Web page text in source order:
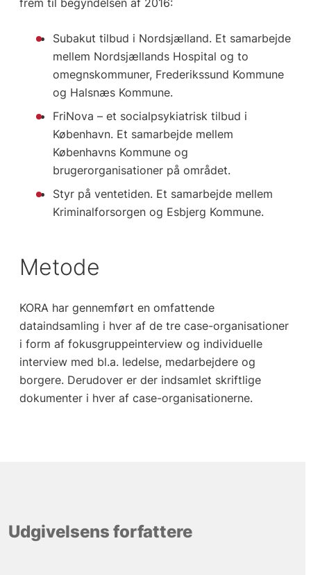
frem til begyndelsen af 2016:
Subakut tilbud i Nordsjælland. Et samarbejde
mellem Nordsjællands Hospital og to
omegnskommuner, Frederikssund Kommune
og Halsnæs Kommune.
FriNova – et socialpsykiatrisk tilbud i
København. Et samarbejde mellem
Københavns Kommune og
brugerorganisationer på området.
Styr på ventetiden. Et samarbejde mellem
Kriminalforsorgen og Esbjerg Kommune.
Metode
KORA har gennemført en omfattende
dataindsamling i hver af de tre case-organisationer
i form af fokusgruppeinterview og individuelle
interview med bl.a. ledelse, medarbejdere og
borgere. Derudover er der indsamlet skriftlige
dokumenter i hver af case-organisationerne.
Udgivelsens forfattere